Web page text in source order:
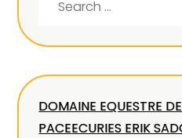
DOMAINE EQUESTRE
PACEECURIES ERIK